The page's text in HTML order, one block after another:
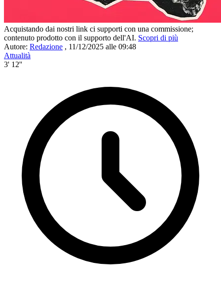
Acquistando dai nostri link ci supporti con una commissione;
contenuto prodotto con il supporto dell'AI. Scopri di più
Autore: Redazione , 11/12/2025 alle 09:48
Attualità
3' 12''